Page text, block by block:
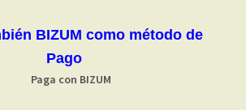
BIZUM como método de
Pago